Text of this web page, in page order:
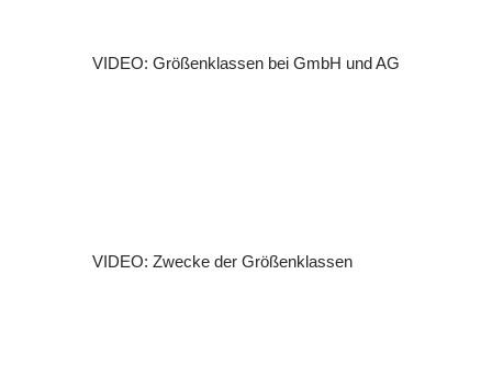
VIDEO: Größenklassen bei GmbH und AG
VIDEO: Zwecke der Größenklassen